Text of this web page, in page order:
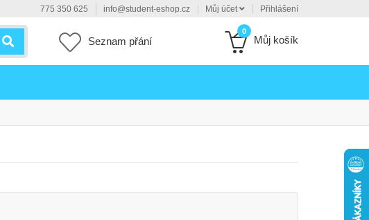
775 350 625 info@student-eshop.cz Můj účet Přihlášení
Seznam přání
0
Můj košík